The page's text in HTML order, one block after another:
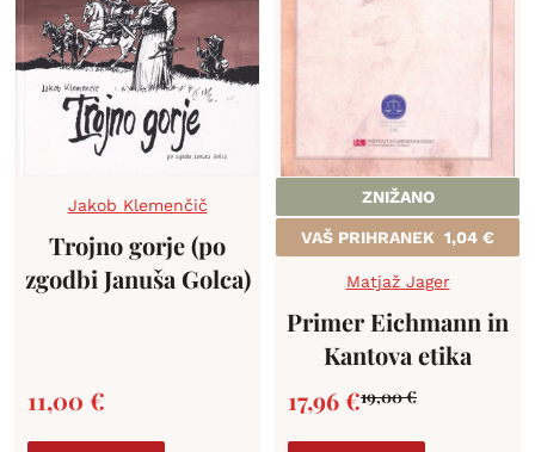
Jakob Klemenčič
Trojno gorje (po
zgodbi Januša Golca)
11,00 €
ZNIŽANO
VAŠ PRIHRANEK 1,04 €
Matjaž Jager
Primer Eichmann in
Kantova etika
19,00€
17,96€